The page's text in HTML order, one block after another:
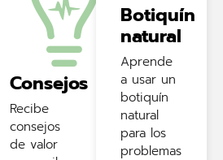
Consejos
Recibe
consejos
de valor
Botiquín
natural
Aprende
a usar un
botiquín
natural
para los
problemas